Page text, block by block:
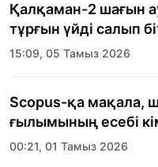
Қалқаман-2 шағын
тұрғын үйді салып
15:09, 05 Тамыз 2026
Scopus-қа мақала,
ғылымының есебі
00:21, 01 Тамыз 2026